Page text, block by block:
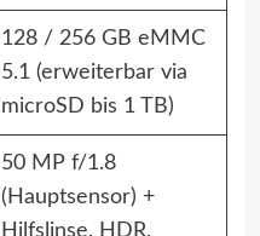
128 / 256 GB eMMC
5.1 (erweiterbar via
microSD bis 1 TB)
50 MP f/1.8
(Hauptsensor) +
Hilfslinse, HDR,